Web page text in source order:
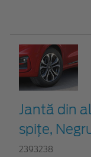
Jantă din
spițe,
2393238